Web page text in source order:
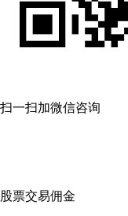
扫一扫加微信咨询
股票交易佣金